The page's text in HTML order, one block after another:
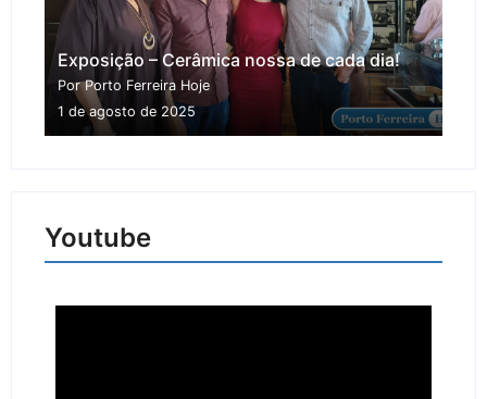
Exposição – Cerâmica nossa de cada dia!
Por Porto Ferreira Hoje
1 de agosto de 2025
Youtube